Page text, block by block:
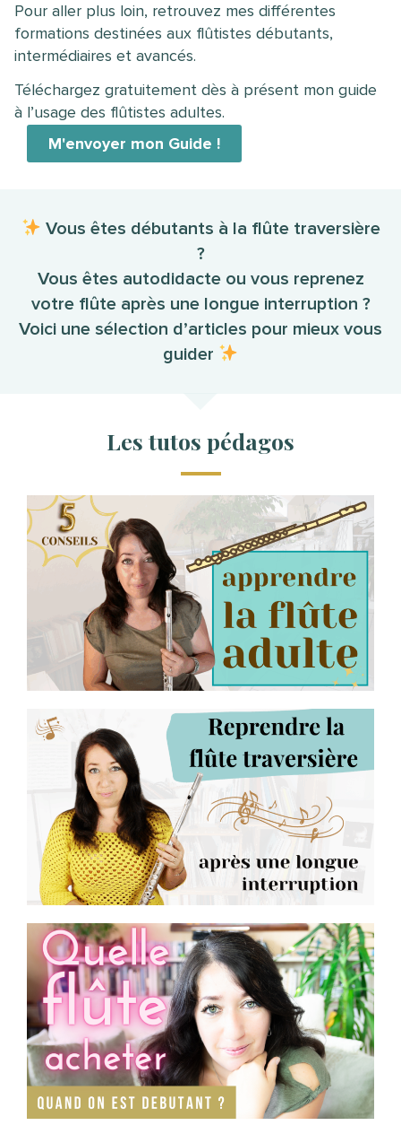
Pour aller plus loin, retrouvez mes différentes
formations destinées aux flûtistes débutants,
intermédiaires et avancés.
Téléchargez gratuitement dès à présent mon guide
à l’usage des flûtistes adultes.
M'envoyer mon Guide !
Vous êtes débutants à la flûte traversière
?
Vous êtes autodidacte ou vous reprenez
votre flûte après une longue interruption ?
Voici une sélection d’articles pour mieux vous
guider
Les tutos pédagos